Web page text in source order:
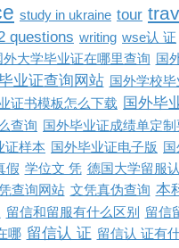
study in ukraine tour
questions writing wse认 证
外大学毕业证在哪里查询 国
业证查询网站 国外学校
证书模板怎么下载 国外毕
查询
国外毕业证成绩单定
证样本
国外毕业证电子版
假 学位文 凭 德国大学留服
查询网站 文凭真伪查询 本
留信和留服有什么区别
留信
哪 留信认 证 留信认 证有